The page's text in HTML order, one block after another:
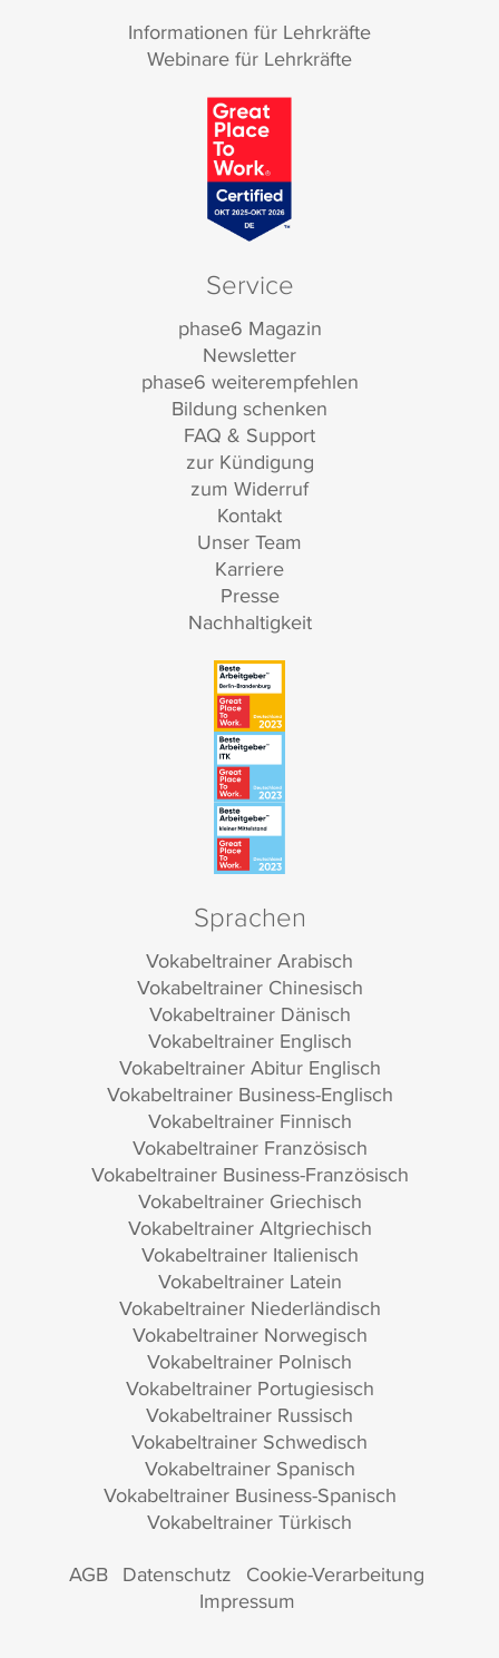
Informationen für Lehrkräfte
Webinare für Lehrkräfte
Service
phase6 Magazin
Newsletter
phase6 weiterempfehlen
Bildung schenken
FAQ & Support
zur Kündigung
zum Widerruf
Kontakt
Unser Team
Karriere
Presse
Nachhaltigkeit
Sprachen
Vokabeltrainer Arabisch
Vokabeltrainer Chinesisch
Vokabeltrainer Dänisch
Vokabeltrainer Englisch
Vokabeltrainer Abitur Englisch
Vokabeltrainer Business-Englisch
Vokabeltrainer Finnisch
Vokabeltrainer Französisch
Vokabeltrainer Business-Französisch
Vokabeltrainer Griechisch
Vokabeltrainer Altgriechisch
Vokabeltrainer Italienisch
Vokabeltrainer Latein
Vokabeltrainer Niederländisch
Vokabeltrainer Norwegisch
Vokabeltrainer Polnisch
Vokabeltrainer Portugiesisch
Vokabeltrainer Russisch
Vokabeltrainer Schwedisch
Vokabeltrainer Spanisch
Vokabeltrainer Business-Spanisch
Vokabeltrainer Türkisch
AGB Datenschutz Cookie-Verarbeitung
Impressum